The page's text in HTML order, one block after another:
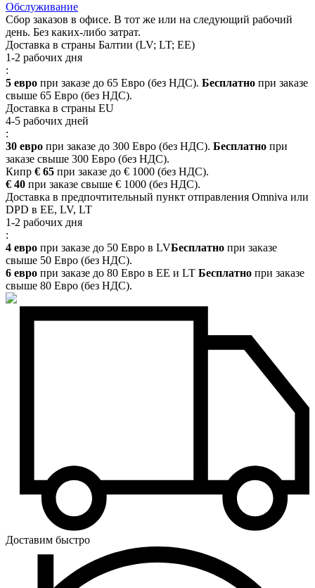
Обслуживание
Сбор заказов в офисе. В тот же или на следующий рабочий
день. Без каких-либо затрат.
Доставка в страны Балтии (LV; LT; EE)
1-2 рабочих дня
:
5 евро при заказе до 65 Евро (без НДС). Бесплатно при заказе
свыше 65 Евро (без НДС).
Доставка в страны EU
4-5 рабочих дней
:
30 евро при заказе до 300 Евро (без НДС). Бесплатно при
заказе свыше 300 Евро (без НДС).
Кипр € 65 при заказе до € 1000 (без НДС).
€ 40 при заказе свыше € 1000 (без НДС).
Доставка в предпочтительный пункт отправления Omniva или
DPD в EE, LV, LT
1-2 рабочих дня
:
4 евро при заказе до 50 Евро в LVБесплатно при заказе
свыше 50 Евро (без НДС).
6 евро при заказе до 80 Евро в EE и LT Бесплатно при заказе
свыше 80 Евро (без НДС).
Доставим быстро